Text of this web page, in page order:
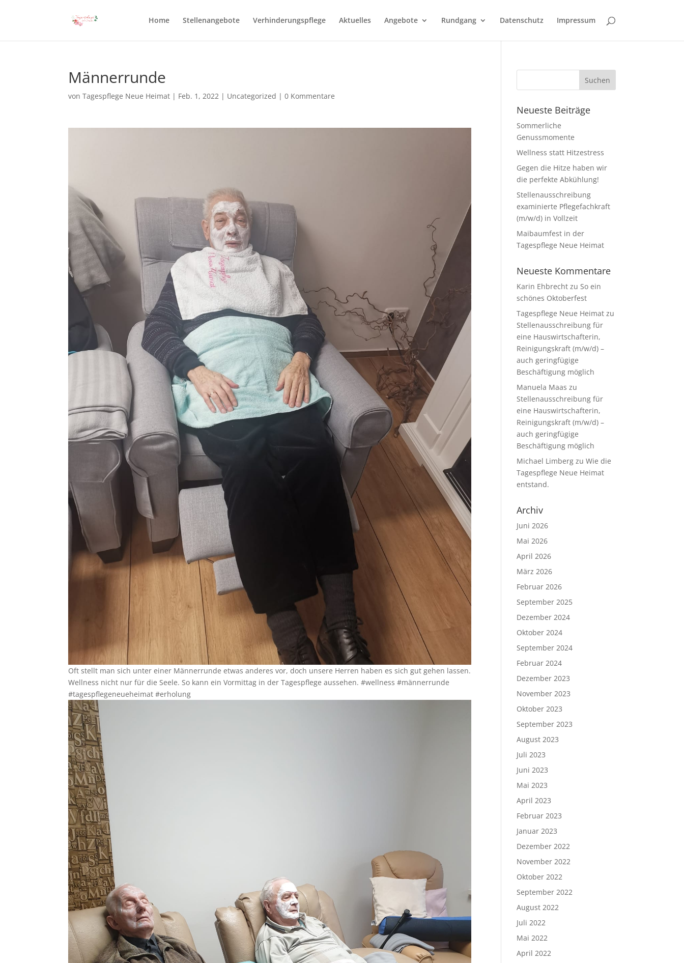
Home Stellenangebote Verhinderungspflege Aktuelles Angebote Rundgang Datenschutz Impressum
Männerrunde
vonTagespflege Neue Heimat | Feb. 1, 2022 | Uncategorized |0 Kommentare
Oft stellt man sich unter einer Männerrunde etwas anderes vor, doch unsere Herren haben es sich gut gehen lassen.
Wellness nicht nur für die Seele. So kann ein Vormittag in der Tagespflege aussehen. #wellness #männerrunde
#tagespflegeneueheimat #erholung
Neueste Beiträge
Sommerliche
Genussmomente
Wellness statt Hitzestress
Gegen die Hitze haben wir
die perfekte Abkühlung!
Stellenausschreibung
examinierte Pflegefachkraft
(m/w/d) in Vollzeit
Maibaumfest in der
Tagespflege Neue Heimat
Neueste Kommentare
Karin Ehbrecht zuSo ein
schönes Oktoberfest
Tagespflege Neue Heimat zu
Stellenausschreibung für
eine Hauswirtschafterin,
Reinigungskraft (m/w/d) –
auch geringfügige
Beschäftigung möglich
Manuela Maas zu
Stellenausschreibung für
eine Hauswirtschafterin,
Reinigungskraft (m/w/d) –
auch geringfügige
Beschäftigung möglich
Michael Limberg zuWie die
Tagespflege Neue Heimat
entstand.
Archiv
Juni 2026
Mai 2026
April 2026
März 2026
Februar 2026
September 2025
Dezember 2024
Oktober 2024
September 2024
Februar 2024
Dezember 2023
November 2023
Oktober 2023
September 2023
August 2023
Juli 2023
Juni 2023
Mai 2023
April 2023
Februar 2023
Januar 2023
Dezember 2022
November 2022
Oktober 2022
September 2022
August 2022
Juli 2022
Mai 2022
April 2022